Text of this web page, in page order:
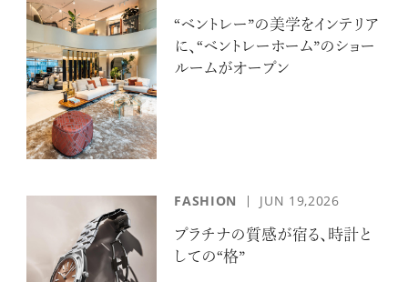
“ベントレー”の美学をインテリア
に、“ベントレーホーム”のショー
ルームがオープン
FASHION JUN 19,2026
プラチナの質感が宿る、時計と
しての“格”